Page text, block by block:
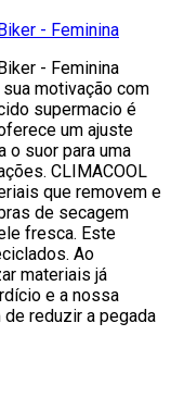
- Feminina
- Feminina
motivação com
supermacio é
um ajuste
o suor para uma
CLIMACOOL
que removem e
de secagem
fresca. Este
Ao
materiais já
e a nossa
reduzir a pegada